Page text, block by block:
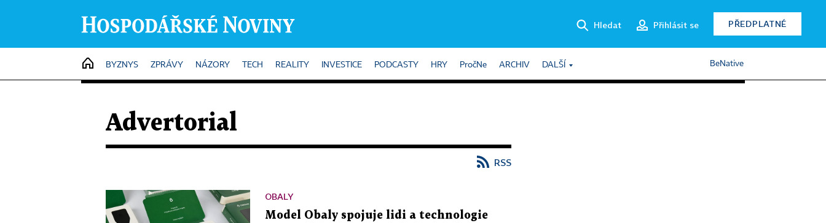
Hledat Přihlásit se PŘEDPLATNÉ
HOME
BYZNYS ZPRÁVY NÁZORY TECH REALITY INVESTICE PODCASTY HRY PročNe ARCHIV DALŠÍ BeNative
Advertorial
RSS
OBALY
Model Obaly spojuje lidi a technologie